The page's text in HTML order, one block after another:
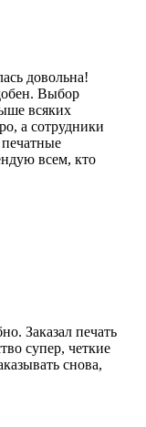
довольна!
Выбор
всяких
а сотрудники
всем, кто
Заказал печать
супер, четкие
снова,